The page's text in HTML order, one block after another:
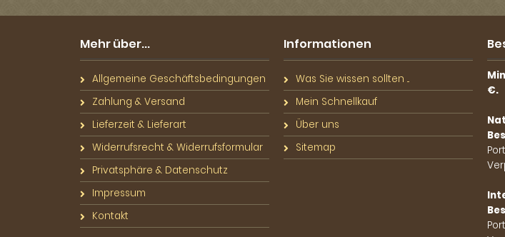
Mehr über...
Allgemeine Geschäftsbedingungen
Zahlung & Versand
Lieferzeit & Lieferart
Widerrufsrecht & Widerrufsformular
Privatsphäre & Datenschutz
Impressum
Kontakt
Informationen
Was Sie wissen sollten ...
Mein Schnellkauf
Über uns
Sitemap
€.